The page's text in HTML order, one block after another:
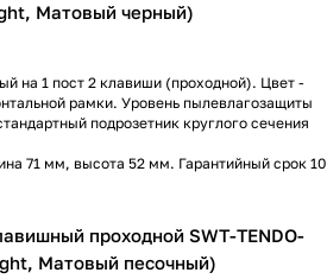
Матовый черный)
на 1 пост 2 клавиши (проходной). Цвет -
рамки. Уровень пылевлагозащиты
подрозетник круглого сечения
71 мм, высота 52 мм. Гарантийный срок 10
проходной SWT-TENDO-
Матовый песочный)